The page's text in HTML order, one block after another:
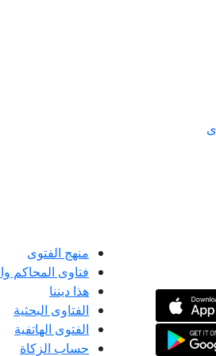
منهج الفتوى
فتاوى المحاكم
هذا ديننا
الفتاوى البحثية
الفتوى الهاتفية
حساب الزكاة